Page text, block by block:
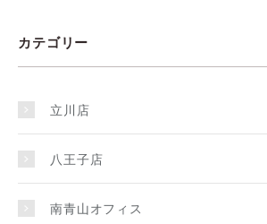
カテゴリー
立川店
八王子店
南青山オフィス